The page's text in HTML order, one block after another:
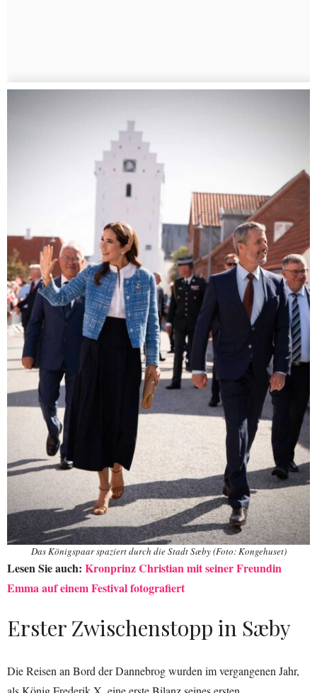
Das Königspaar spaziert durch die Stadt Sæby (Foto: Kongehuset)
Lesen Sie auch: Kronprinz Christian mit seiner Freundin
Emma auf einem Festival fotografiert
Erster Zwischenstopp in Sæby
Die Reisen an Bord der Dannebrog wurden im vergangenen Jahr,